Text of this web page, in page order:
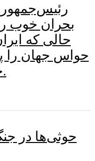
بحران خوب
حالی که
حواس جهان را
خود را محکم‌تر می‌کند.
حوثی‌ها در جنگ